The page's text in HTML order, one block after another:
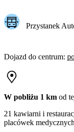
Przystanek
Dojazd do centrum:
W pobliżu 1 km od
21 kawiarni i
placówek